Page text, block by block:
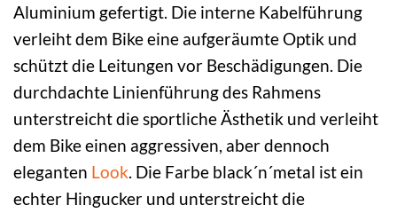
Aluminium gefertigt. Die interne Kabelführung
verleiht dem Bike eine aufgeräumte Optik und
schützt die Leitungen vor Beschädigungen. Die
durchdachte Linienführung des Rahmens
unterstreicht die sportliche Ästhetik und verleiht
dem Bike einen aggressiven, aber dennoch
eleganten Look . Die Farbe black´n´metal ist ein
echter Hingucker und unterstreicht die